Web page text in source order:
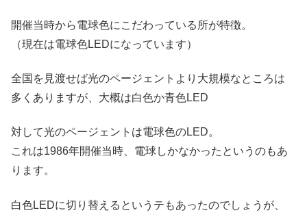
開催当時から電球色にこだわっている所が特徴。
（現在は電球色LEDになっています）
全国を見渡せば光のページェントより大規模なところは
多くありますが、大概は白色か青色LED
対して光のページェントは電球色のLED。
これは1986年開催当時、電球しかなかったというのもあ
ります。
白色LEDに切り替えるというテもあったのでしょうが、